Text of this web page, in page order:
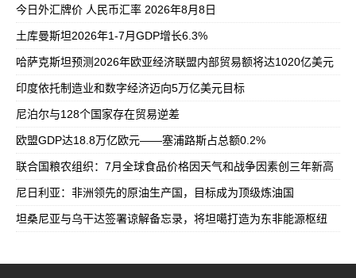
今日外汇牌价 人民币汇率 2026年8月8日
土库曼斯坦2026年1-7月GDP增长6.3%
哈萨克斯坦预测2026年欧亚经济联盟内部贸易额将达1020亿美元
印度依托制造业和数字经济迈向5万亿美元目标
尼泊尔与128个国家存在贸易逆差
欧盟GDP达18.8万亿欧元——塞浦路斯占总额0.2%
联合国粮农组织：7月全球食品价格因天气和战争因素创三年新高
尼日利亚：非洲领先的原油生产国，目标成为顶级炼油国
坦桑尼亚与乌干达签署谅解备忘录，将坦噶打造为东非能源枢纽